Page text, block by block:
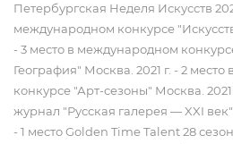
Петербургская Неделя Искусств
международном конкурсе
- 3 место в международном
География" Москва. 2021 г. - 2
конкурсе "Арт-сезоны" Москва.
журнал "Русская галерея — XXI век"
- 1 место Golden Time Talent 28